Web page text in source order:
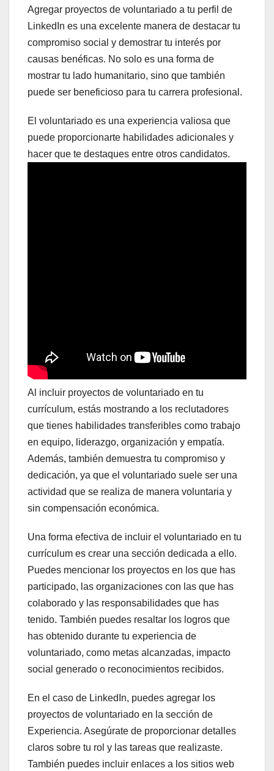
Agregar proyectos de voluntariado a tu perfil de
LinkedIn es una excelente manera de destacar tu
compromiso social y demostrar tu interés por
causas benéficas. No solo es una forma de
mostrar tu lado humanitario, sino que también
puede ser beneficioso para tu carrera profesional.
El voluntariado es una experiencia valiosa que
puede proporcionarte habilidades adicionales y
hacer que te destaques entre otros candidatos.
Al incluir proyectos de voluntariado en tu
currículum, estás mostrando a los reclutadores
que tienes habilidades transferibles como trabajo
en equipo, liderazgo, organización y empatía.
Además, también demuestra tu compromiso y
dedicación, ya que el voluntariado suele ser una
actividad que se realiza de manera voluntaria y
sin compensación económica.
Una forma efectiva de incluir el voluntariado en tu
currículum es crear una sección dedicada a ello.
Puedes mencionar los proyectos en los que has
participado, las organizaciones con las que has
colaborado y las responsabilidades que has
tenido. También puedes resaltar los logros que
has obtenido durante tu experiencia de
voluntariado, como metas alcanzadas, impacto
social generado o reconocimientos recibidos.
En el caso de LinkedIn, puedes agregar los
proyectos de voluntariado en la sección de
Experiencia. Asegúrate de proporcionar detalles
claros sobre tu rol y las tareas que realizaste.
También puedes incluir enlaces a los sitios web